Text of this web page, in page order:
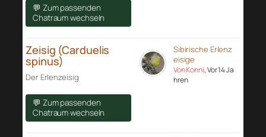
💬 Zum passenden
Chatraum wechseln
Zeisig (Carduelis
spinus)
Der Erlenzeisig
💬 Zum passenden
Chatraum wechseln
Sibirische Erlenz
eisige
Von Konni, Vor 14 Ja
hren